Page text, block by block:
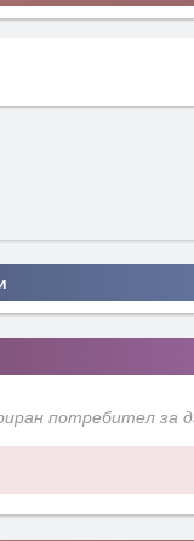
потребител